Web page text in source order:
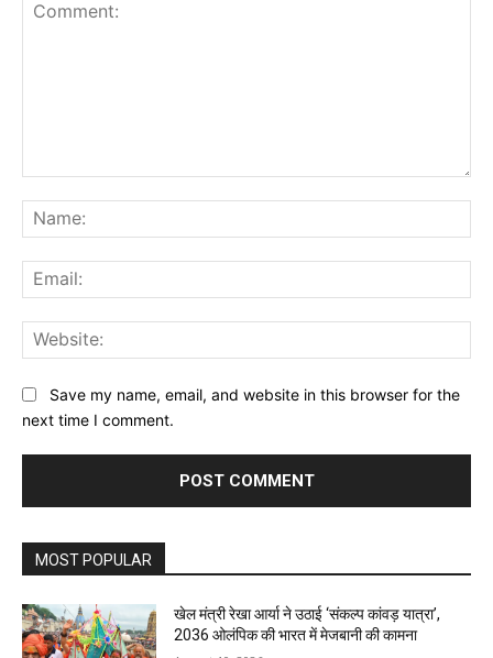
Save my name, email, and website in this browser for the
next time I comment.
MOST POPULAR
खेल मंत्री रेखा आर्या ने उठाई ‘संकल्प कांवड़ यात्रा’,
2036 ओलंपिक की भारत में मेजबानी की कामना